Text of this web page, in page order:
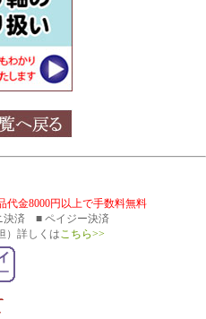
代金8000円以上で手数料無料
決済 ■ ペイジー決済
）詳しくは こちら>>